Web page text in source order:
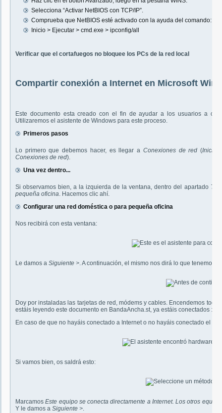
Selecciona “Activar NetBIOS con TCP/IP”.
Comprueba que NetBIOS esté activado con la ayuda del comando:
Inicio > Ejecutar > cmd.exe > ipconfig/all
Verificar que el cortafuegos no bloquee los PCs de la red local
Compartir conexión a Internet en Microsoft
Este documento esta creado con el fin de ayudar a los usuarios a
Utilizaremos el asistente de Windows para este proceso.
Primeros pasos
Lo primero que debemos hacer, es llegar a Conexiones de red (Inicio
Conexiones de red).
Una vez dentro...
Si observamos bien, a la izquierda de la ventana, dentro del apartado
pequeña oficina. Hacemos clic ahí.
Configurar una red doméstica o para pequeña oficina
Nos recibirá con esta ventana:
Le damos a Siguiente >. A continuación, el mismo nos dirá lo que tenemos
Doy por instaladas las tarjetas de red, módems y cables. Encendemos
estáis leyendo este documento en BandaAncha.st, ya estáis conectados :-
En caso de que no hayáis conectado a Internet o no hayáis conectado el
Si vamos bien, os saldrá esto:
MarcamosEste equipo se conecta directamente a Internet. Los otros
Y le damos a Siguiente >.